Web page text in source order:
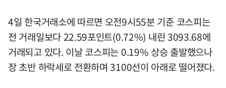
4일 한국거래소에 따르면 오전9시55분 기준 코스피는
전 거래일보다 22.59포인트(0.72%) 내린 3093.68에
거래되고 있다. 이날 코스피는 0.19% 상승 출발했으나
장 초반 하락세로 전환하며 3100선이 아래로 떨어졌다.